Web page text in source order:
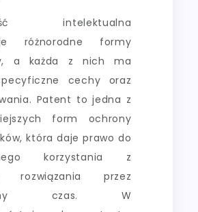
intelektualna
różnorodne formy
a każda z nich ma
cechy oraz
Patent to jedna z
form ochrony
która daje prawo do
korzystania z
rozwiązania przez
czas. W